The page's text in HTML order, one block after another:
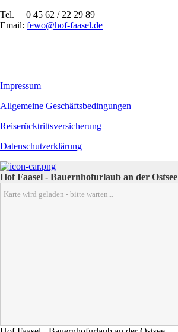
Tel. 0 45 62 / 22 29 89
Email: fewo@hof-faasel.de
Impressum
Allgemeine Geschäftsbedingungen
Reiserücktrittsversicherung
Datenschutzerklärung
Hof Faasel - Bauernhofurlaub an der Ostsee
Karte wird geladen - bitte warten...